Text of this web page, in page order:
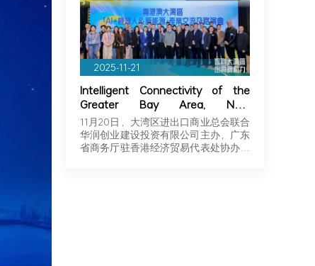
2025-11-21
Intelligent Connectivity of the
Greater Bay Area, New
Momentum for Overseas
Expansion | Robotics & New
Energy Industry Exchange and
11月20日，大湾区进出口商业总会联合
华润创业建设投资有限公司主办，广东
省商务厅驻香港经济贸易代表处协办，